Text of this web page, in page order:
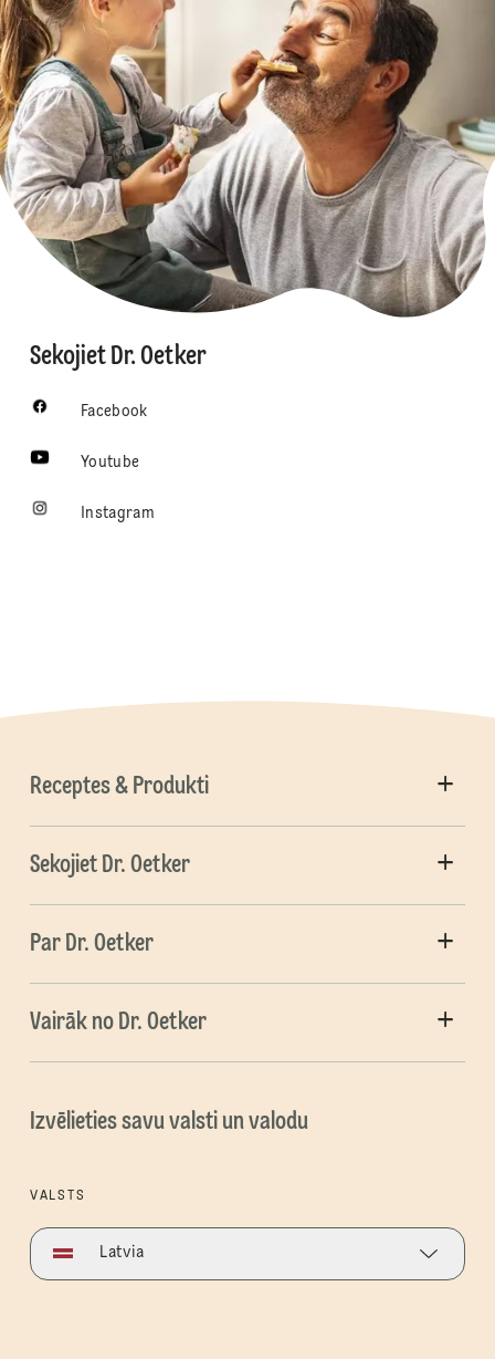
Sekojiet Dr. Oetker
Facebook
Youtube
Instagram
Receptes & Produkti
Sekojiet Dr. Oetker
Par Dr. Oetker
Vairāk no Dr. Oetker
Izvēlieties savu valsti un valodu
VALSTS
Latvia